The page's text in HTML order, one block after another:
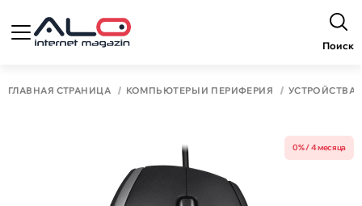
Поиск
ГЛАВНАЯ СТРАНИЦА КОМПЬЮТЕРЫ И ПЕРИФЕРИЯ УСТРОЙСТВА
0% / 4 месяца